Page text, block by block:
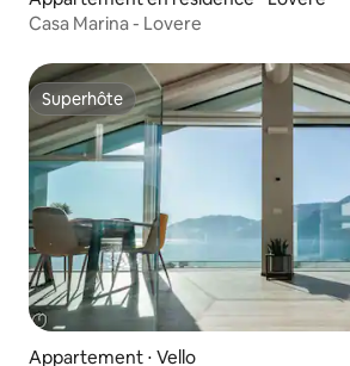
Casa Marina - Lovere
Superhôte
Superhôte
Appartement ⋅ Vello